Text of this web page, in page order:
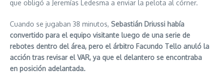
que obligó a Jeremías Ledesma a enviar la pelota al córner.
Cuando se jugaban 38 minutos, Sebastián Driussi había
convertido para el equipo visitante luego de una serie de
rebotes dentro del área, pero el árbitro Facundo Tello anuló la
acción tras revisar el VAR, ya que el delantero se encontraba
en posición adelantada.